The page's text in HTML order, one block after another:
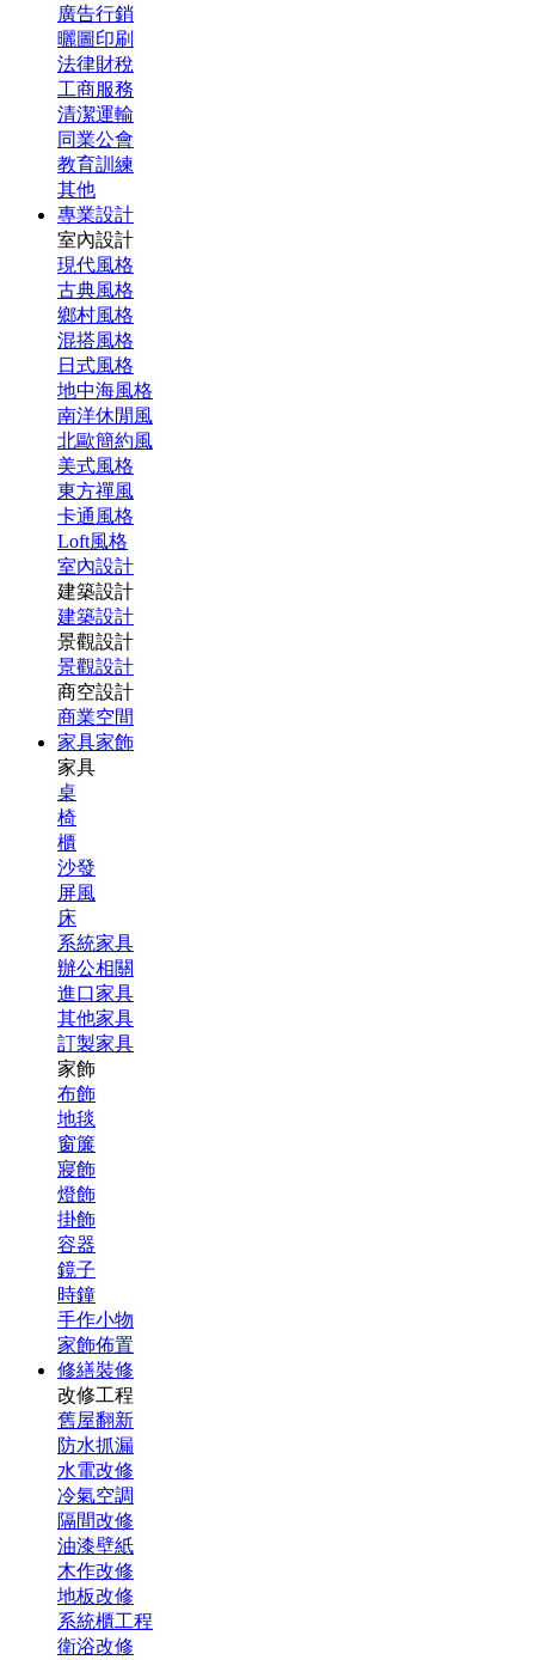
廣告行銷
曬圖印刷
法律財稅
工商服務
清潔運輸
同業公會
教育訓練
其他
專業設計
室內設計
現代風格
古典風格
鄉村風格
混搭風格
日式風格
地中海風格
南洋休閒風
北歐簡約風
美式風格
東方禪風
卡通風格
Loft風格
室內設計
建築設計
建築設計
景觀設計
景觀設計
商空設計
商業空間
家具家飾
家具
桌
椅
櫃
沙發
屏風
床
系統家具
辦公相關
進口家具
其他家具
訂製家具
家飾
布飾
地毯
窗簾
寢飾
燈飾
掛飾
容器
鏡子
時鐘
手作小物
家飾佈置
修繕裝修
改修工程
舊屋翻新
防水抓漏
水電改修
冷氣空調
隔間改修
油漆壁紙
木作改修
地板改修
系統櫃工程
衛浴改修